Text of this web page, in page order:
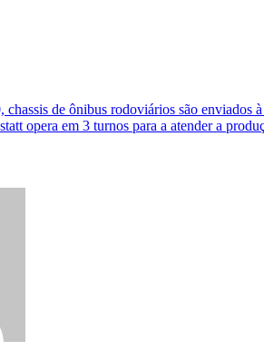
chassis de ônibus rodoviários são enviados
opera em 3 turnos para a atender a